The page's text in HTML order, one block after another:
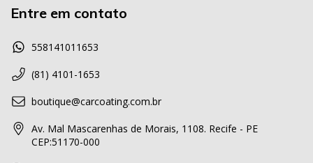
Entre em contato
558141011653
(81) 4101-1653
boutique@carcoating.com.br
Av. Mal Mascarenhas de Morais, 1108. Recife - PE
CEP:51170-000